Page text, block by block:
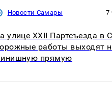
Новости Самары 7
улице XXII Партсъезда в
работы выходят
прямую